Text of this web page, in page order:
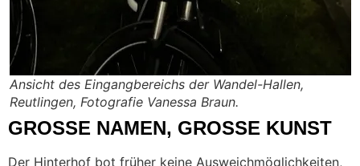
Ansicht des Eingangbereichs der Wandel-Hallen,
Reutlingen, Fotografie Vanessa Braun.
GROSSE NAMEN, GROSSE KUNST
Der Hinterhof bot früher keine Ausweichmöglichkeiten,